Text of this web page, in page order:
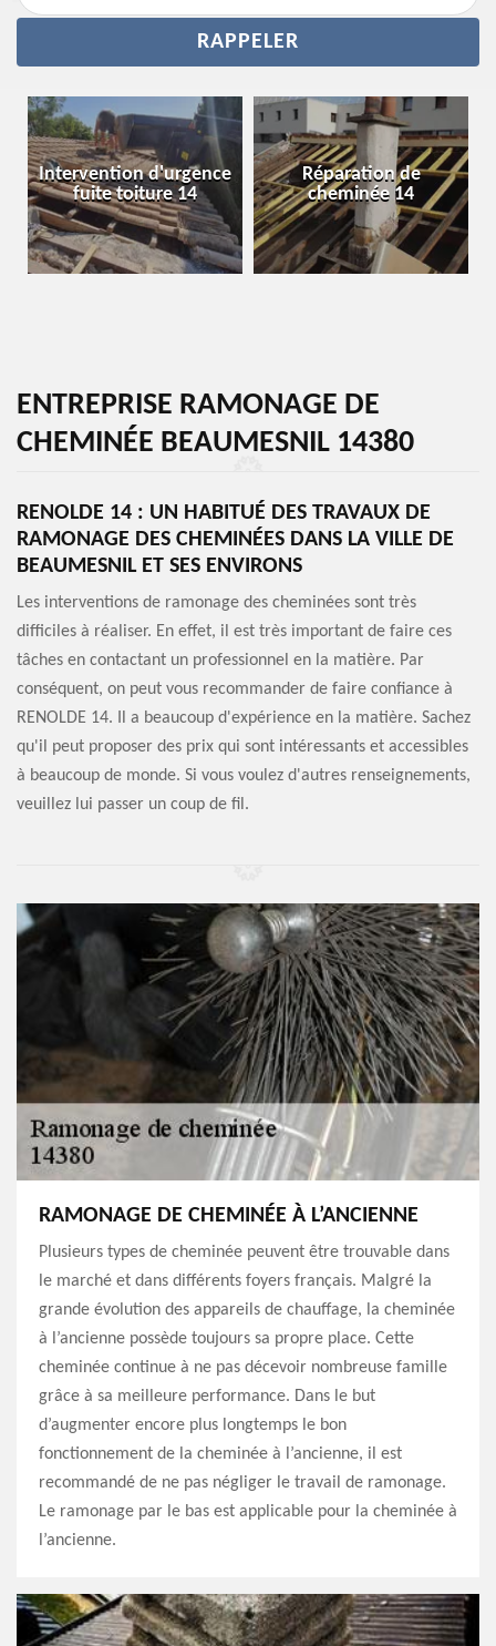
Intervention d'urgence
fuite toiture 14
Réparation de
cheminée 14
ENTREPRISE RAMONAGE DE
CHEMINÉE BEAUMESNIL 14380
RENOLDE 14 : UN HABITUÉ DES TRAVAUX DE
RAMONAGE DES CHEMINÉES DANS LA VILLE DE
BEAUMESNIL ET SES ENVIRONS
Les interventions de ramonage des cheminées sont très
difficiles à réaliser. En effet, il est très important de faire ces
tâches en contactant un professionnel en la matière. Par
conséquent, on peut vous recommander de faire confiance à
RENOLDE 14. Il a beaucoup d'expérience en la matière. Sachez
qu'il peut proposer des prix qui sont intéressants et accessibles
à beaucoup de monde. Si vous voulez d'autres renseignements,
veuillez lui passer un coup de fil.
RAMONAGE DE CHEMINÉE À L’ANCIENNE
Plusieurs types de cheminée peuvent être trouvable dans
le marché et dans différents foyers français. Malgré la
grande évolution des appareils de chauffage, la cheminée
à l’ancienne possède toujours sa propre place. Cette
cheminée continue à ne pas décevoir nombreuse famille
grâce à sa meilleure performance. Dans le but
d’augmenter encore plus longtemps le bon
fonctionnement de la cheminée à l’ancienne, il est
recommandé de ne pas négliger le travail de ramonage.
Le ramonage par le bas est applicable pour la cheminée à
l’ancienne.